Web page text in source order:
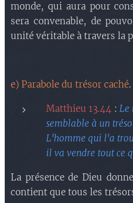
monde, qui aura pour
sera convenable, de
unité véritable à travers la
e) Parabole du trésor caché.
Matthieu 13.44 : Le
semblable à un
L'homme qui l'a
il va vendre tout ce
La présence de Dieu
contient que tous les